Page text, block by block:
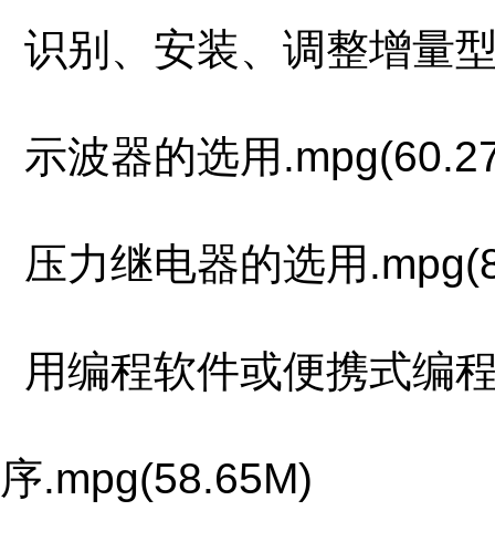
识别、安装、调整增量
示波器的选用
压力继电器的选用
用编程软件或便携式编
序.mpg(58.65M)